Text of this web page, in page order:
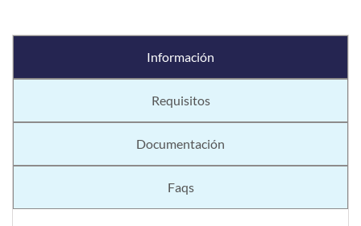
Información
Requisitos
Documentación
Faqs